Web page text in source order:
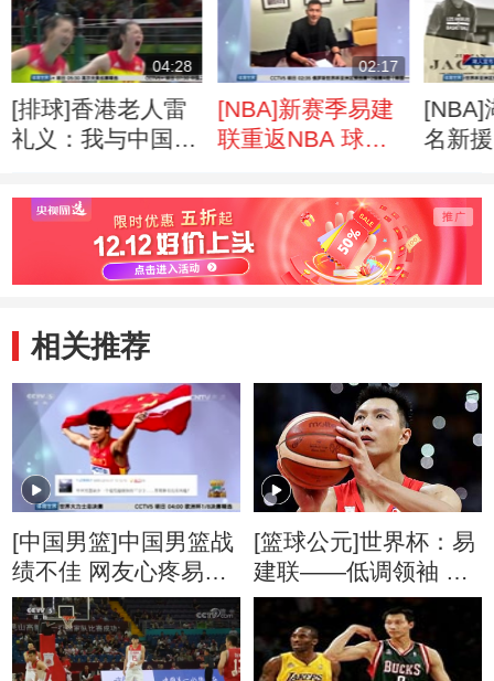
04:28
[排球]香港老人雷
礼义：我与中国女
02:17
[NBA]新赛季易建
联重返NBA 球迷
[NBA]
名新
相关推荐
[中国男篮]中国男篮战
绩不佳 网友心疼易建
联
[篮球公元]世界杯：易
建联——低调领袖 行
胜于言